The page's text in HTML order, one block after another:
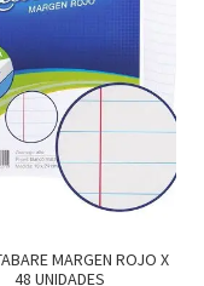
MARGEN ROJO X
48 UNIDADES